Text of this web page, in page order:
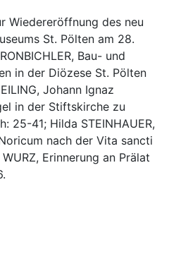
Wiedereröffnung des neu
St. Pölten am 28.
Bau- und
in der Diözese St. Pölten
Johann Ignaz
in der Stiftskirche zu
25-41; Hilda STEINHAUER,
nach der Vita sancti
Erinnerung an Prälat